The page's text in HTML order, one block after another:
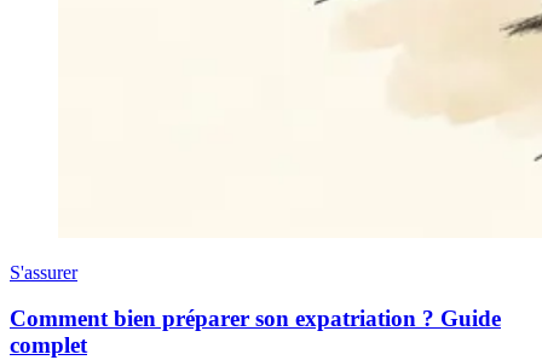
S'assurer
Comment bien préparer son expatriation ? Guide
complet